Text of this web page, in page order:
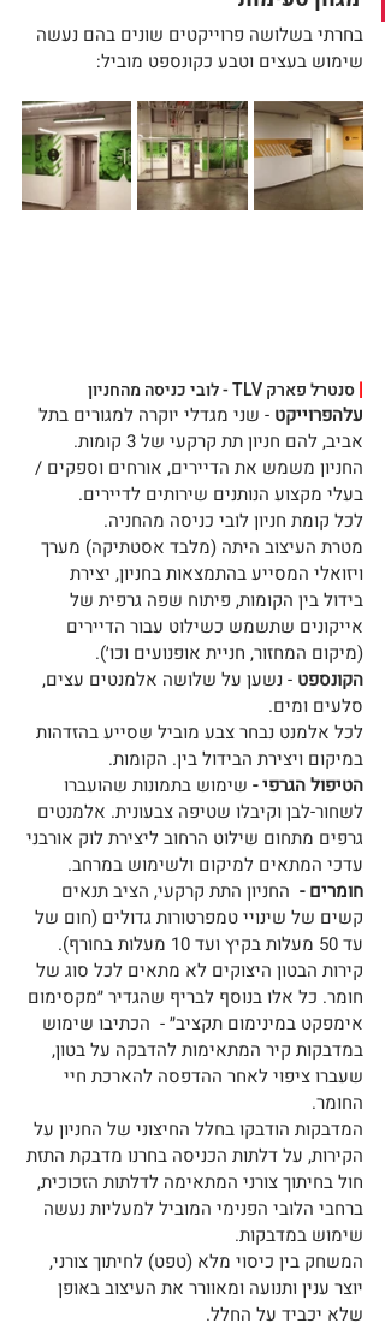
בחרתי בשלושה פרוייקטים שונים בהם נעשה
שימוש בעצים וטבע כקונספט מוביל:
| סנטרל פארק TLV - לובי כניסה מהחניון
עלהפרוייקט - שני מגדלי יוקרה למגורים בתל
אביב, להם חניון תת קרקעי של 3 קומות.
החניון משמש את הדיירים, אורחים וספקים /
בעלי מקצוע הנותנים שירותים לדיירים.
לכל קומת חניון לובי כניסה מהחניה.
מטרת העיצוב היתה (מלבד אסטתיקה) מערך
ויזואלי המסייע בהתמצאות בחניון, יצירת
בידול בין הקומות, פיתוח שפה גרפית של
אייקונים שתשמש כשילוט עבור הדיירים
(מיקום המחזור, חניית אופנועים וכו׳).
הקונספט - נשען על שלושה אלמנטים עצים,
סלעים ומים.
לכל אלמנט נבחר צבע מוביל שסייע בהזדהות
במיקום ויצירת הבידול בין. הקומות.
הטיפול הגרפי - שימוש בתמונות שהועברו
לשחור-לבן וקיבלו שטיפה צבעונית. אלמנטים
גרפים מתחום שילוט הרחוב ליצירת לוק אורבני
עדכי המתאים למיקום ולשימוש במרחב.
חומרים -
  החניון התת קרקעי, הציב תנאים
קשים של שינויי טמפרטורות גדולים (חום של
עד 50 מעלות בקיץ ועד 10 מעלות בחורף).
קירות הבטון היצוקים לא מתאים לכל סוג של
חומר. כל אלו בנוסף לבריף שהגדיר ״מקסימום
אימפקט במינימום תקציב״ -  הכתיבו שימוש
במדבקות קיר המתאימות להדבקה על בטון,
שעברו ציפוי לאחר ההדפסה להארכת חיי
החומר.
המדבקות הודבקו בחלל החיצוני של החניון על
הקירות, על דלתות הכניסה בחרנו מדבקת התזת
חול בחיתוך צורני המתאימה לדלתות הזכוכית,
ברחבי הלובי הפנימי המוביל למעליות נעשה
שימוש במדבקות.
המשחק בין כיסוי מלא (טפט) לחיתוך צורני,
יוצר ענין ותנועה ומאוורר את העיצוב באופן
שלא יכביד על החלל.